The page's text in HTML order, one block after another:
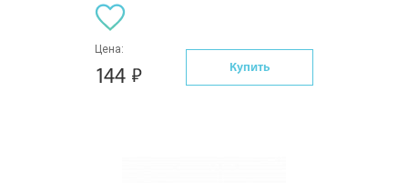
Цена:
144 Купить